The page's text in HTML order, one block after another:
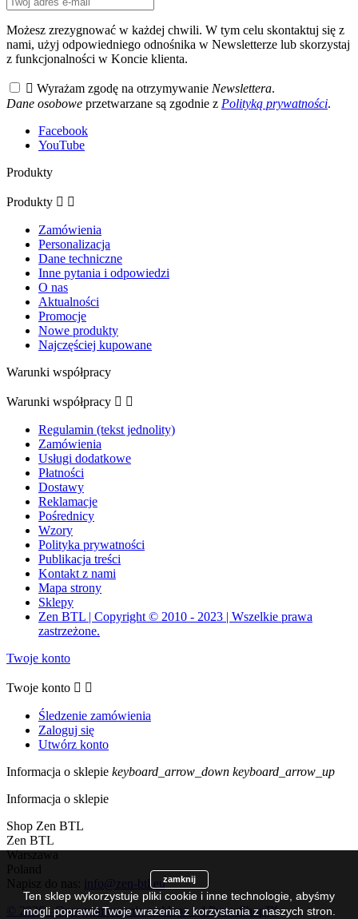
Możesz zrezygnować w każdej chwili. W tym celu skontaktuj się z
nami, użyj odpowiedniego odnośnika w Newsletterze lub skorzystaj
z funkcjonalności w Koncie klienta.
 Wyrażam zgodę na otrzymywanie Newslettera.
Dane osobowe przetwarzane są zgodnie z Polityką prywatności.
Facebook
YouTube
Produkty
Produkty  
Zamówienia
Personalizacja
Dane techniczne
Inne pytania i odpowiedzi
O nas
Aktualności
Promocje
Nowe produkty
Najczęściej kupowane
Warunki współpracy
Warunki współpracy  
Regulamin (tekst jednolity)
Zamówienia
Usługi dodatkowe
Płatności
Dostawy
Reklamacje
Pośrednicy
Wzory
Polityka prywatności
Publikacja treści
Kontakt z nami
Mapa strony
Sklepy
Zen BTL | Copyright © 2010 - 2023 | Wszelkie prawa
zastrzeżone.
Twoje konto
Twoje konto  
Śledzenie zamówienia
Zaloguj się
Utwórz konto
Informacja o sklepie keyboard_arrow_down keyboard_arrow_up
Informacja o sklepie
Shop Zen BTL
Zen BTL
Warszawa
Poland
Napisz do nas:
info@zen-btl.eu
Ten sklep wykorzystuje pliki cookie i inne technologie, abyśmy
mogli poprawić Twoje wrażenia z korzystania z naszych stron.
zamknij
© 2026 - Oprogramowanie e-sklepu od PrestaShop™